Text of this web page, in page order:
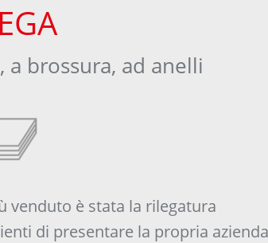
a brossura, ad anelli
venduto è stata la rilegatura
di presentare la propria azienda